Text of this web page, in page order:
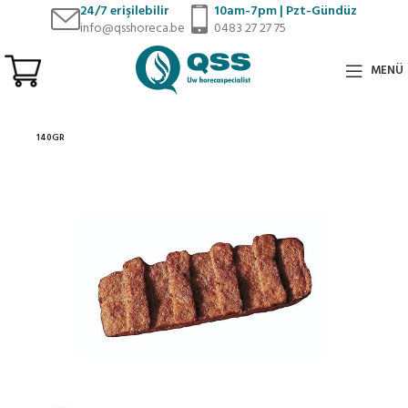
24/7erişilebilir
info@qsshoreca.be
10am-7pm | Pzt-Gündüz
0483 27 27 75
MENÜ
140GR